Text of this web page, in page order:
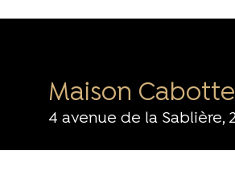
Maison
4 avenue de la Sablière,